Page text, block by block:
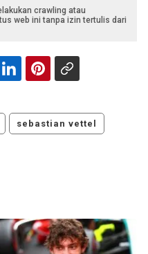
crawling atau
web ini tanpa izin tertulis dari
sebastian vettel